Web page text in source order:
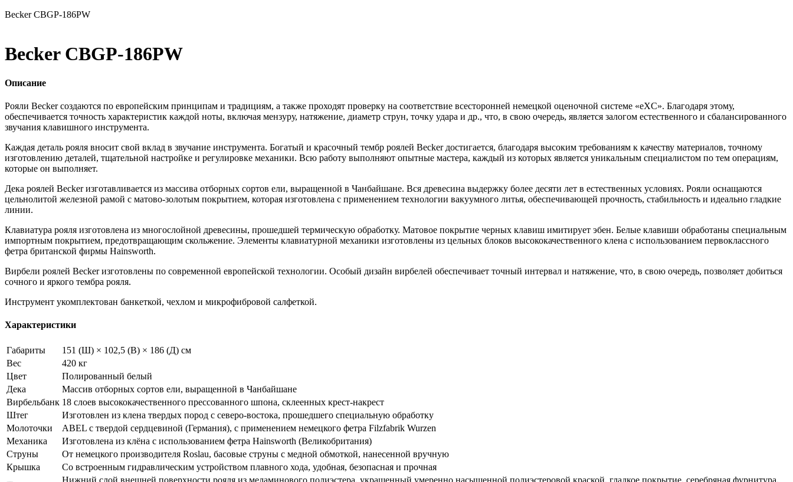
Becker CBGP-186PW
Becker CBGP-186PW
Описание
Рояли Becker создаются по европейским принципам и традициям, а также проходят проверку на соответствие всесторонней немецкой оценочной системе «eXC». Благодаря этому,
обеспечивается точность характеристик каждой ноты, включая мензуру, натяжение, диаметр струн, точку удара и др., что, в свою очередь, является залогом естественного и сбалансированного
звучания клавишного инструмента.
Каждая деталь рояля вносит свой вклад в звучание инструмента. Богатый и красочный тембр роялей Becker достигается, благодаря высоким требованиям к качеству материалов, точному
изготовлению деталей, тщательной настройке и регулировке механики. Всю работу выполняют опытные мастера, каждый из которых является уникальным специалистом по тем операциям,
которые он выполняет.
Дека роялей Becker изготавливается из массива отборных сортов ели, выращенной в Чанбайшане. Вся древесина выдержку более десяти лет в естественных условиях. Рояли оснащаются
цельнолитой железной рамой с матово-золотым покрытием, которая изготовлена с применением технологии вакуумного литья, обеспечивающей прочность, стабильность и идеально гладкие
линии.
Клавиатура рояля изготовлена из многослойной древесины, прошедшей термическую обработку. Матовое покрытие черных клавиш имитирует эбен. Белые клавиши обработаны специальным
импортным покрытием, предотвращающим скольжение. Элементы клавиатурной механики изготовлены из цельных блоков высококачественного клена с использованием первоклассного
фетра британской фирмы Hainsworth.
Вирбели роялей Becker изготовлены по современной европейской технологии. Особый дизайн вирбелей обеспечивает точный интервал и натяжение, что, в свою очередь, позволяет добиться
сочного и яркого тембра рояля.
Инструмент укомплектован банкеткой, чехлом и микрофибровой салфеткой.
Характеристики
Габариты
151 (Ш) × 102,5 (В) × 186 (Д) см
Вес
420 кг
Цвет
Полированный белый
Дека
Массив отборных сортов ели, выращенной в Чанбайшане
Вирбельбанк 18 слоев высококачественного прессованного шпона, склеенных крест-накрест
Штег
Изготовлен из клена твердых пород с северо-востока, прошедшего специальную обработку
Молоточки
ABEL с твердой сердцевиной (Германия), с применением немецкого фетра Filzfabrik Wurzen
Механика
Изготовлена из клёна с использованием фетра Hainsworth (Великобритания)
Струны
От немецкого производителя Roslau, басовые струны с медной обмоткой, нанесенной вручную
Крышка
Со встроенным гидравлическим устройством плавного хода, удобная, безопасная и прочная
Нижний слой внешней поверхности рояля из меламинового полиэстера, украшенный умеренно насыщенной полиэстеровой краской, гладкое покрытие, серебряная фурнитура.